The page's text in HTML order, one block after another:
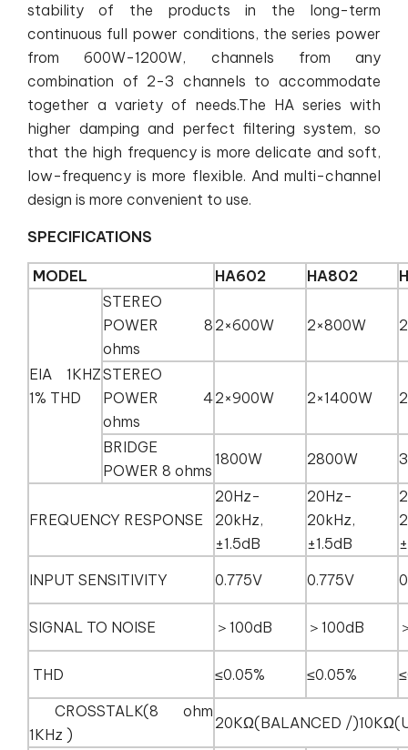
stability of the products in the long-term
continuous full power conditions, the series power
from 600W-1200W, channels from any
combination of 2-3 channels to accommodate
together a variety of needs.The HA series with
higher damping and perfect filtering system, so
that the high frequency is more delicate and soft,
low-frequency is more flexible. And multi-channel
design is more convenient to use.
SPECIFICATIONS
MODEL HA602 HA802
EIA 1KHZ
1% THD
STEREO
POWER 8
ohms
2×600W 2×800W
STEREO
POWER 4
ohms
2×900W 2×1400W
BRIDGE
POWER 8 ohms
1800W 2800W
FREQUENCY RESPONSE
20Hz-
20kHz,
±1.5dB
20Hz-
20kHz,
±1.5dB
INPUT SENSITIVITY
0.775V 0.775V
SIGNAL TO NOISE ＞100dB ＞100dB
THD ≤0.05% ≤0.05%
CROSSTALK(8 ohm
1KHz )
20KΩ(BALANCED /